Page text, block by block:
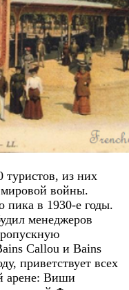
из них
войны.
пика в 1930-е годы.
менеджеров
Callou и Bains
приветствует всех
арене: Виши